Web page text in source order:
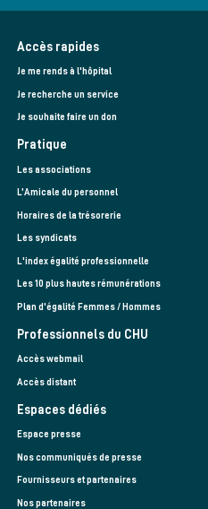
Accès rapides
Je me rends à l'hôpital
Je recherche un service
Je souhaite faire un don
Pratique
Les associations
L’Amicale du personnel
Horaires de la trésorerie
Les syndicats
L'index égalité professionnelle
Les 10 plus hautes rémunérations
Plan d'égalité Femmes / Hommes
Professionnels du CHU
Accès webmail
Accès distant
Espaces dédiés
Espace presse
Nos communiqués de presse
Fournisseurs et partenaires
Nos partenaires